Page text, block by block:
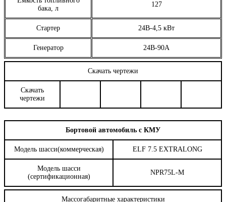
бака, л
127
Стартер 24В-4,5 кВт
Генератор 24В-90А
Скачать чертежи
Скачать
чертежи
Бортовой автомобиль с КМУ
Модель шасси(коммерческая) ELF 7.5 EXTRALONG
Модель шасси
(сертификационная)
NPR75L-M
Массогабаритные характеристики